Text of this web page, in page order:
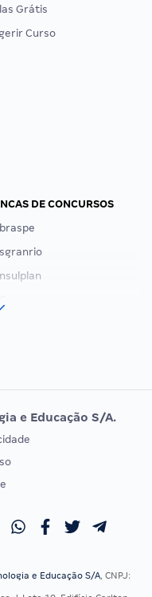
Grátis
Curso
DE CONCURSOS
DE ORDEM
OAB
e Educação S/A.
e Educação S/A, CNPJ: